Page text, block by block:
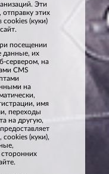
Эти
этих
(куки)
посещении
данные, их
сервером, на
CMS
на
имя
переходы
на другую,
(куки),